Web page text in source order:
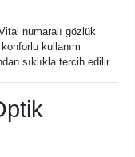
numaralı gözlük
kullanım
sıklıkla tercih edilir.